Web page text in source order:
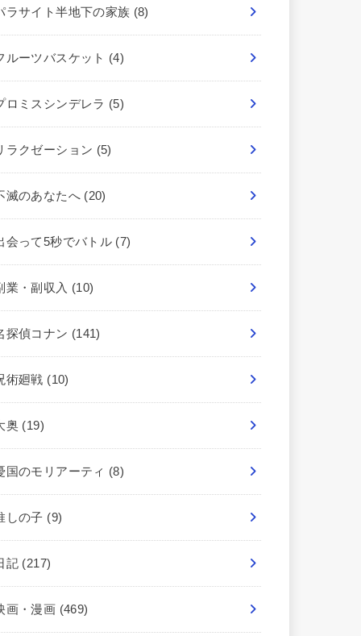
ラサイト半地下の家族 (8)
ルーツバスケット (4)
ロミスシンデレラ (5)
ラクゼーション (5)
滅のあなたへ (20)
会って5秒でバトル (7)
業・副収入 (10)
探偵コナン (141)
術廻戦 (10)
奥 (19)
国のモリアーティ (8)
しの子 (9)
記 (217)
画・漫画 (469)